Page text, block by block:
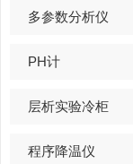
多参数分析仪
PH计
层析实验冷柜
程序降温仪